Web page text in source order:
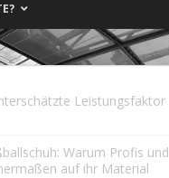
Leistungsfaktor
Warum Profis und
auf ihr Material